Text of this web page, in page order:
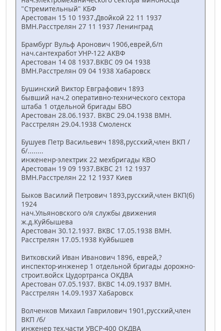
"Стремительный" КБФ
Арестован 15 10 1937.Двойкой 22 11 1937
ВМН.Расстрелян 27 11 1937 Ленинград
Брамбург Вульф Аронович 1906,еврей,б/п
нач.сантехработ УНР-122 АКВФ
Арестован 14 08 1937.ВКВС 09 04 1938
ВМН.Расстрелян 09 04 1938 Хабаровск
Бушинский Виктор Евграфович 1893
бывший нач.2 оперативно-технического сектора
штаба 1 отдельной бригады БВО
Арестован 28.06.1937. ВКВС 29.04.1938 ВМН.
Расстрелян 29.04.1938 Смоленск
Бушуев Петр Васильевич 1898,русский,член ВКП /
б/........
инжененр-электрик 22 мехбригады КВО
Арестован 19 09 1937.ВКВС 21 12 1937
ВМН.Расстрелян 22 12 1937 Киев
Быков Василий Петрович 1893,русский,член ВКП(б)
1924
нач.Ульяновского о/я службы движения
ж.д.Куйбышева
Арестован 30.12.1937. ВКВС 17.05.1938 ВМН.
Расстрелян 17.05.1938 Куйбышев
Витковский Иван Иванович 1896, еврей,?
инспектор-инженер 1 отдельной бригады дорожно-
строит.войск Цудортранса ОКДВА
Арестован 07.05.1937. ВКВС 14.09.1937 ВМН.
Расстрелян 14.09.1937 Хабаровск
Волченков Михаил Гаврилович 1901,русский,член
ВКП /б/
инженер тех.части УВСР-400 ОКДВА